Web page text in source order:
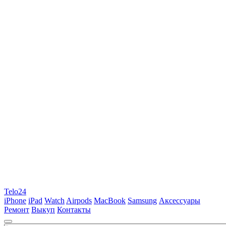
Telo24
iPhone iPad Watch Airpods MacBook Samsung Аксессуары
Ремонт Выкуп Контакты